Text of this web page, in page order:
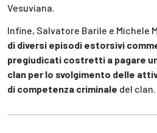
Vesuviana.
Infine, Salvatore Barile e Michele
di diversi episodi estorsivi
pregiudicati costretti a pagare
clan per lo svolgimento delle
di competenza criminale del clan.